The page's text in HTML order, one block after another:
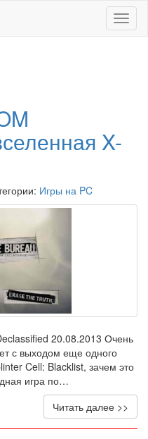
Меню
X-
Игры на PC
20.08.2013 Очень
с выходом еще одного
Cell: Blacklist, зачем это
игра по…
Читать далее >>